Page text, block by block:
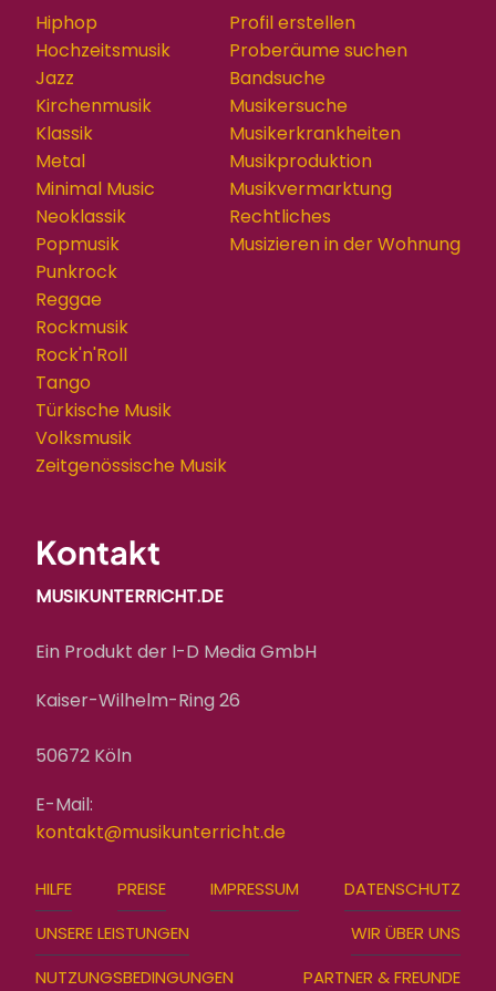
Hiphop
Hochzeitsmusik
Jazz
Kirchenmusik
Klassik
Metal
Minimal Music
Neoklassik
Popmusik
Punkrock
Reggae
Rockmusik
Rock'n'Roll
Tango
Türkische Musik
Volksmusik
Zeitgenössische Musik
Profil erstellen
Proberäume suchen
Bandsuche
Musikersuche
Musikerkrankheiten
Musikproduktion
Musikvermarktung
Rechtliches
Musizieren in der Wohnung
Kontakt
MUSIKUNTERRICHT.DE
Ein Produkt der I-D Media GmbH
Kaiser-Wilhelm-Ring 26
50672 Köln
E-Mail:
kontakt@musikunterricht.de
FOOTER
MENU
HILFE PREISE IMPRESSUM
DATENSCHUTZ
UNSERE LEISTUNGEN
WIR ÜBER UNS
NUTZUNGSBEDINGUNGEN
PARTNER & FREUNDE